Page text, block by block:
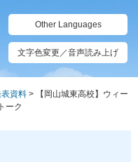
Other Languages
文字色変更／音声読み上げ
資料 >
【岡山城東高校】ウィー
ーク